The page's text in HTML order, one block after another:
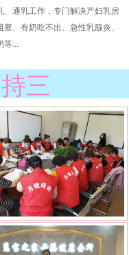
、通乳工作，专门解决产妇乳房
、有奶吃不出、急性乳腺炎、
等...
三